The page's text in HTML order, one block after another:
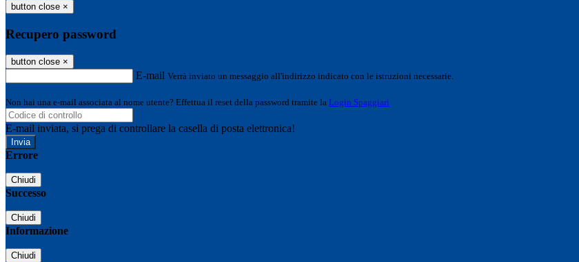
button close ×
Recupero password
button close ×
E-mail Verrà inviato un messaggio all'indirizzo indicato con le istruzioni necessarie.
Non hai una e-mail associata al nome utente? Effettua il reset della password tramite la Login Spaggiari
E-mail inviata, si prega di controllare la casella di posta elettronica!
Errore
Chiudi
Successo
Chiudi
Informazione
Chiudi